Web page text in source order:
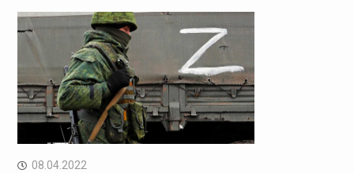
08.04.2022